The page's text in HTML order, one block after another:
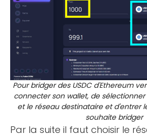
Pour bridger des USDC d'Ethereum
connecter son wallet, de
et le réseau destinataire et d'entrer
souhaite bridger
Par la suite il faut choisir le